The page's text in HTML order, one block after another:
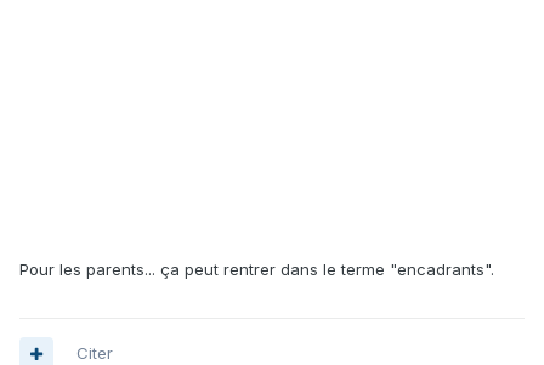
Pour les parents... ça peut rentrer dans le terme "encadrants".
Citer